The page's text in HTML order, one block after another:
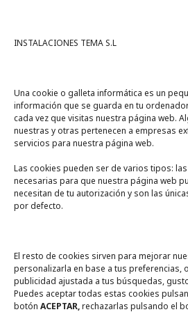
INSTALACIONES TEMA S.L
Una cookie o galleta informática es un
información que se guarda en tu
cada vez que visitas nuestra página web.
nuestras y otras pertenecen a empresas
servicios para nuestra página web.
Las cookies pueden ser de varios tipos:
necesarias para que nuestra página web
necesitan de tu autorización y son las
por defecto.
El resto de cookies sirven para mejorar
personalizarla en base a tus preferencias,
publicidad ajustada a tus búsquedas,
Puedes aceptar todas estas cookies
botón ACEPTAR,rechazarlas pulsando el
A un click
Tienda online Legal
Política